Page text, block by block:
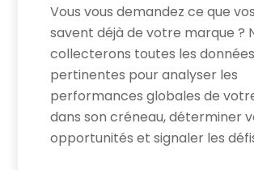
Vous vous demandez ce que
savent déjà de votre marque ?
collecterons toutes les données
pertinentes pour analyser les
performances globales de
dans son créneau, déterminer
opportunités et signaler les